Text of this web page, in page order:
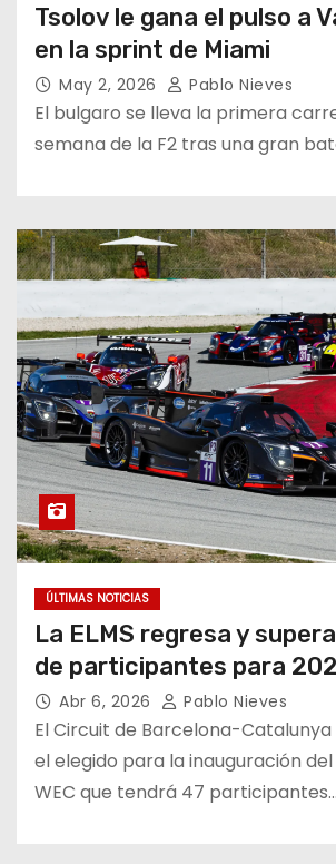
Tsolov le gana el pulso a
en la sprint de Miami
May 2, 2026 Pablo Nieves
El bulgaro se lleva la primera
semana de la F2 tras una gran
ÚLTIMAS NOTICIAS
La ELMS regresa y
de participantes para
Abr 6, 2026 Pablo Nieves
El Circuit de Barcelona-
el elegido para la inauguración
WEC que tendrá 47 participantes…